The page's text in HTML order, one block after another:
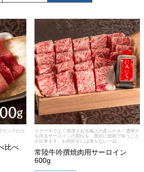
からから探す
ランクのカ
比べ
ステーキでよく使用される極上の柔らかさ・濃厚さ
を誇るサーロインの部位を、贅沢に焼肉で味うこと
が出来ます。お肉好きには堪らない一品。
常陸牛吟撰焼肉用サーロイン
600g